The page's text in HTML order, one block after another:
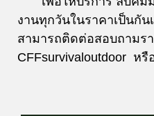
งานทุกวันในราคาเป็นกัน
สามารถติดต่อสอบถามร
CFFsurvivaloutdoor หรื